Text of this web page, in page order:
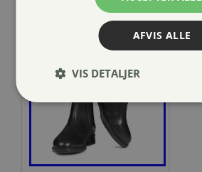
AFVIS ALLE
VIS DETALJER